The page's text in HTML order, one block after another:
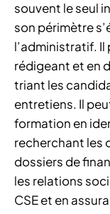
souvent le seul
son périmètre
l’administratif.
rédigeant et en
triant les
entretiens. Il
formation en
recherchant les
dossiers de
les relations
CSE et en